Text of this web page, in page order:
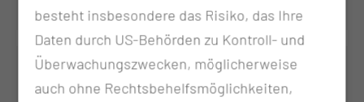
besteht insbesondere das Risiko, das Ihre
Daten durch US-Behörden zu Kontroll- und
Überwachungszwecken, möglicherweise
auch ohne Rechtsbehelfsmöglichkeiten,